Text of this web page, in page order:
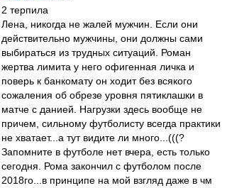
2 терпила
Лена, никогда не жалей мужчин. Если они
действительно мужчины, они должны сами
выбираться из трудных ситуаций. Роман
жертва лимита у него офигенная личка и
поверь к банкомату он ходит без всякого
сожаления об обрезе уровня пятиклашки в
матче с данией. Нагрузки здесь вообще не
причем, сильному футболисту всегда практики
не хватает...а тут видите ли много...(((?
Запомните в футболе нет вчера, есть только
сегодня. Рома закончил с футболом после
2018го...в принципе на мой взгляд даже в чм